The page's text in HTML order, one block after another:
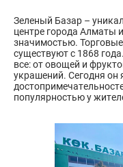
Зеленый Базар –
центре города Алматы
значимостью.
существуют с 1868
все: от овощей и
украшений. Сегодня он
популярностью у